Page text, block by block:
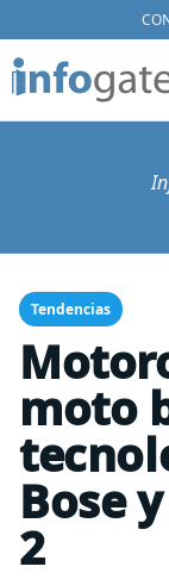
Tendencias
moto
Bose
2